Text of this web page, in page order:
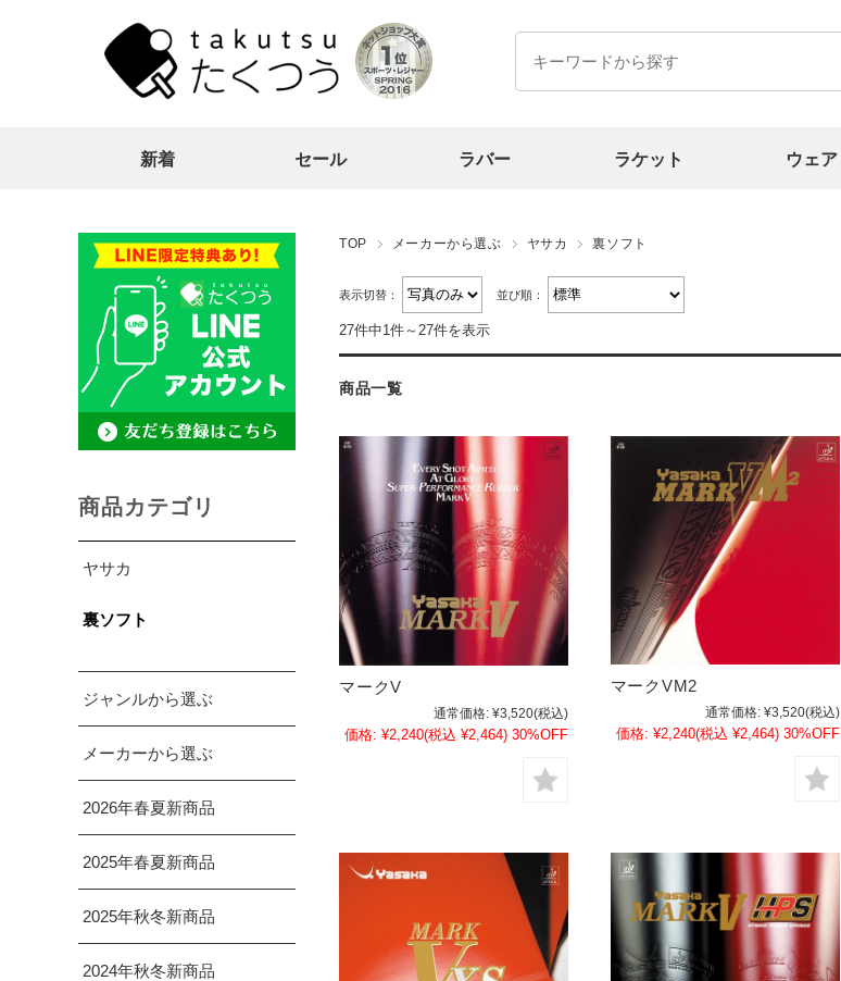
新着 セール ラバー ラケット ウェア
TOP メーカーから選ぶ ヤサカ 裏ソフト
表示切替： 並び順：
27件中1件～27件を表示
商品一覧
マークV
通常価格: ¥3,520(税込)
価格: ¥2,240(税込 ¥2,464) 30%OFF
マークVM2
通常価格: ¥3,520(税込)
価格: ¥2,240(税込 ¥2,464) 30%OFF
商品カテゴリ
ヤサカ
裏ソフト
ジャンルから選ぶ
メーカーから選ぶ
2026年春夏新商品
2025年春夏新商品
2025年秋冬新商品
2024年秋冬新商品